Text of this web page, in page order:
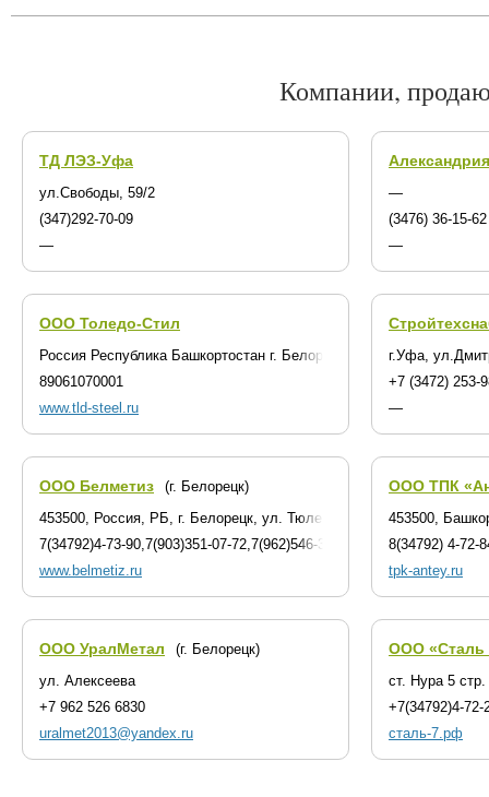
Компании,
ТД ЛЭЗ-Уфа
ул.Свободы, 59/2
(347)292-70-09
—
Александрия
—
(3476) 36-15-62
—
ООО Толедо-Стил
Россия Республика Башкортостан г. Белорецк
89061070001
www.tld-steel.ru
г.Уфа,
+7 (3472) 253-
—
ООО Белметиз
(г. Белорецк)
453500, Россия, РБ, г. Белорецк, ул. Тюленина,д.42
7(34792)4-73-90,7(903)351-07-72,7(962)546-30-72
www.belmetiz.ru
ООО ТПК
453500,
8(34792) 4-72-
tpk-antey.ru
ООО УралМетал
(г. Белорецк)
ул. Алексеева
+7 962 526 6830
uralmet2013@yandex.ru
ООО «Сталь
ст. Нура 5 стр.
+7(34792)4-72-
сталь-7.рф